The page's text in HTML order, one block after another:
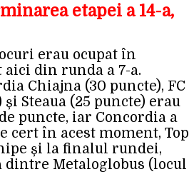
etapei a 14-a,
erau ocupat în
din runda a 7-a.
Chiajna (30 puncte), FC
Steaua (25 puncte) erau
puncte, iar Concordia a
cert în acest moment, Top
și la finalul rundei,
Metaloglobus (locul